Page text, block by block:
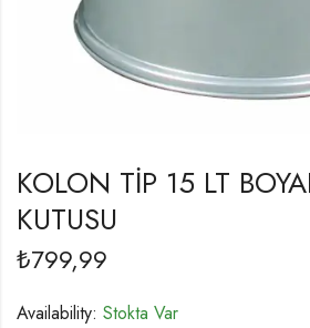
KOLON TİP 15 LT
KUTUSU
₺799,99
Availability: Stokta Var